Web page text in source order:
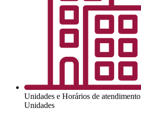
Unidades e Horários de atendimento
Unidades